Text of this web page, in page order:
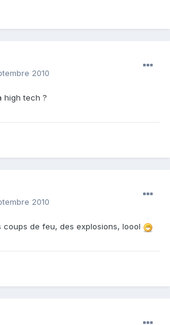
2010
high tech ?
2010
coups de feu, des explosions, loool